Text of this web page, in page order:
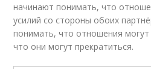
Новые отношения
начинают понимать, что
усилий со стороны обоих
понимать, что отношения
что они могут прекратиться.